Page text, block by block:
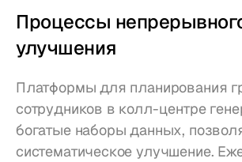
Процессы
улучшения
Платформы для планирования
сотрудников в колл-центре
богатые наборы данных,
систематическое улучшение.